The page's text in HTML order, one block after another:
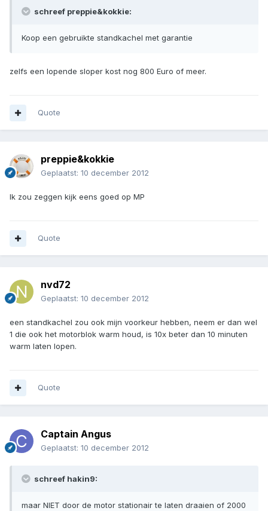
schreef preppie&kokkie:
Koop een gebruikte standkachel met garantie
zelfs een lopende sloper kost nog 800 Euro of meer.
Quote
preppie&kokkie
Geplaatst: 10 december 2012
Ik zou zeggen kijk eens goed op MP
Quote
nvd72
Geplaatst: 10 december 2012
een standkachel zou ook mijn voorkeur hebben, neem er dan wel
1 die ook het motorblok warm houd, is 10x beter dan 10 minuten
warm laten lopen.
Quote
Captain Angus
Geplaatst: 10 december 2012
schreef hakin9:
maar NIET door de motor stationair te laten draaien of 2000